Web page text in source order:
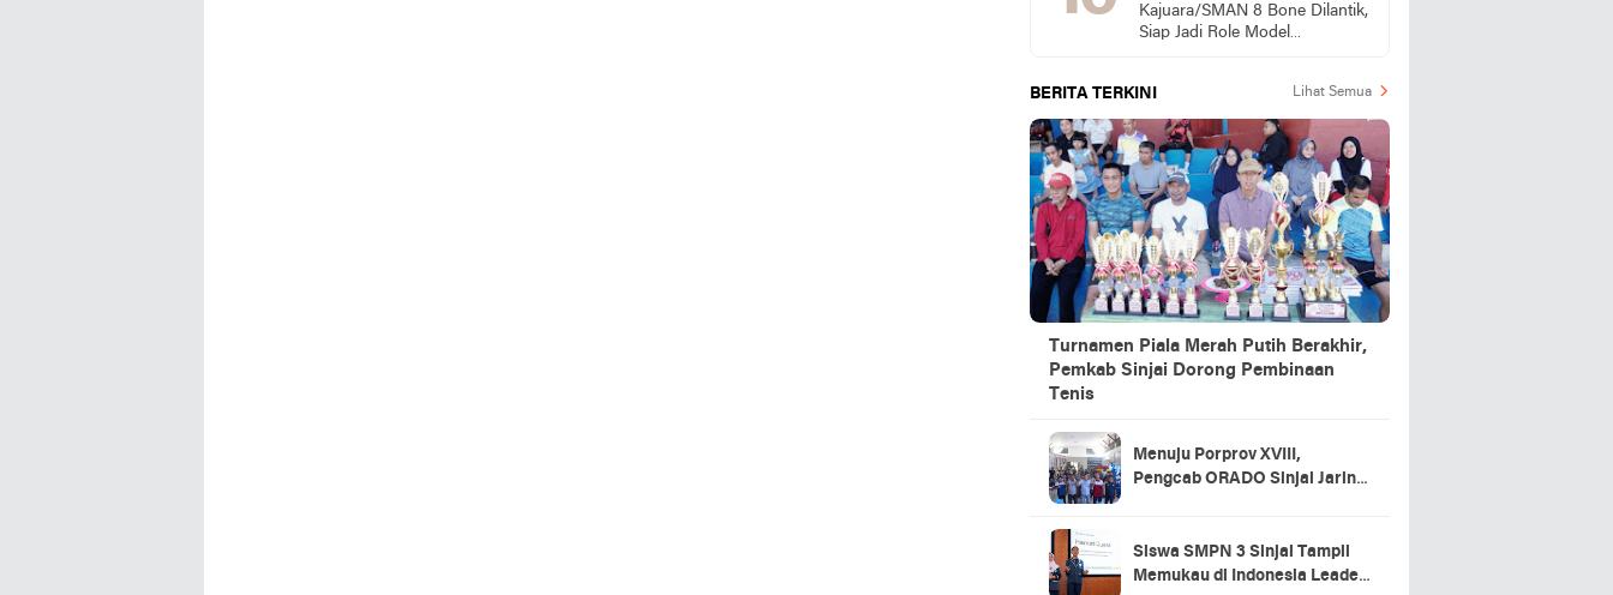
Kajuara/SMAN 8 Bone Dilantik,
Siap Jadi Role Model
BERITA TERKINI Lihat Semua
Turnamen Piala Merah Putih Berakhir,
Pemkab Sinjai Dorong Pembinaan
Tenis
Menuju Porprov XVIII,
Pengcab ORADO Sinjai Jaring
Siswa SMPN 3 Sinjai Tampil
Memukau di Indonesia Leader